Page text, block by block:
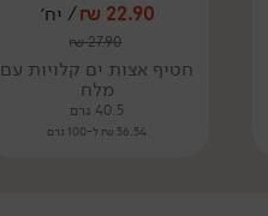
22.90
₪/ יח׳
27.90
₪
חטיף אצות ים קלויות עם
מלח
40.5 גרם
56.54 ₪ ל-100 גרם